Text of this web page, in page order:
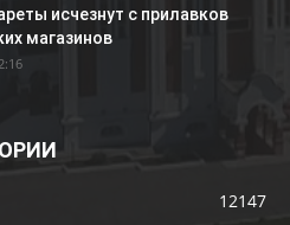
исчезнут с прилавков
магазинов
12147